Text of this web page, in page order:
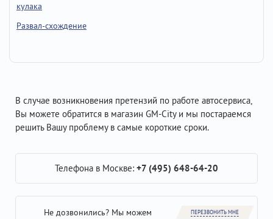
кулака
Развал-схождение
В случае возникновения претензий по работе автосервиса,
Вы можете обратится в магазин GM-City и мы постараемся
решить Вашу проблему в самые короткие сроки.
Телефона в Москве: +7 (495) 648-64-20
Не дозвонились? Мы можем ПЕРЕЗВОНИТЬ МНЕ